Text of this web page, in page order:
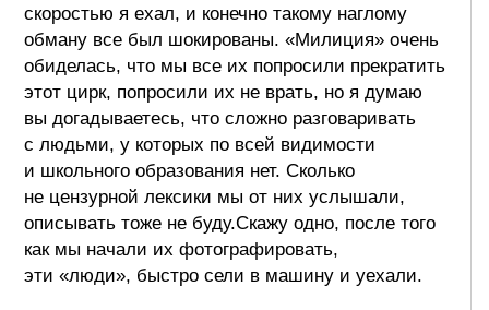
скоростью я ехал, и конечно такому наглому
обману все был шокированы. «Милиция» очень
обиделась, что мы все их попросили прекратить
этот цирк, попросили их не врать, но я думаю
вы догадываетесь, что сложно разговаривать
с людьми, у которых по всей видимости
и школьного образования нет. Сколько
не цензурной лексики мы от них услышали,
описывать тоже не буду.Скажу одно, после того
как мы начали их фотографировать,
эти «люди», быстро сели в машину и уехали.